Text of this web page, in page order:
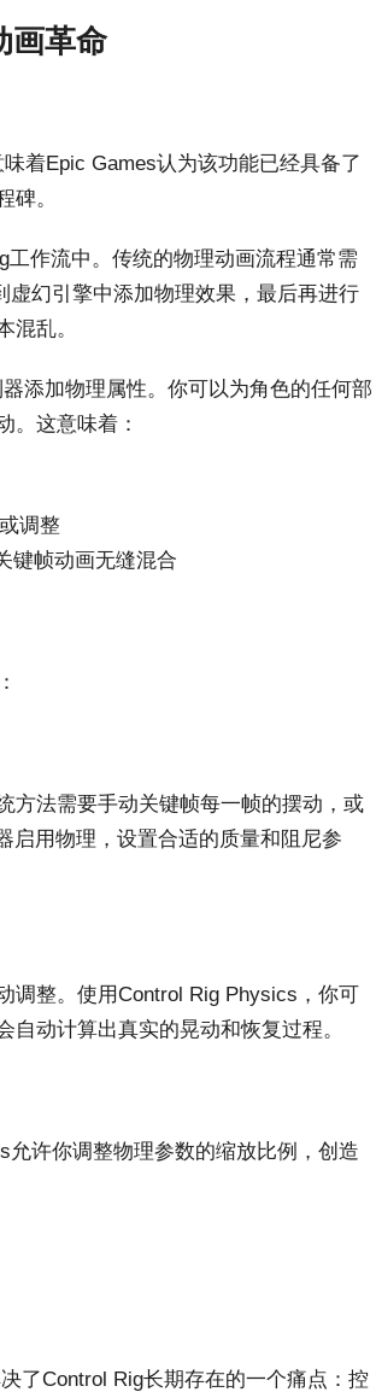
画革命
着Epic Games认为该功能已经具备了
碑。
作流中。传统的物理动画流程通常需
幻引擎中添加物理效果，最后再进行
混乱。
添加物理属性。你可以为角色的任何部
。这意味着：
调整
键帧动画无缝混合
方法需要手动关键帧每一帧的摆动，或
启用物理，设置合适的质量和阻尼参
调整。使用Control Rig Physics，你可
动计算出真实的晃动和恢复过程。
许你调整物理参数的缩放比例，创造
了Control Rig长期存在的一个痛点：控